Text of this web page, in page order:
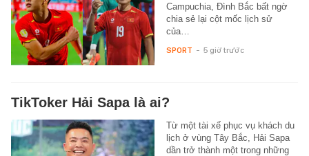
Campuchia, Đình Bắc bất ngờ
chia sẻ lại cột mốc lịch sử
của…
SPORT - 5 giờ trước
TikToker Hải Sapa là ai?
Từ một tài xế phục vụ khách du
lịch ở vùng Tây Bắc, Hải Sapa
dần trở thành một trong những